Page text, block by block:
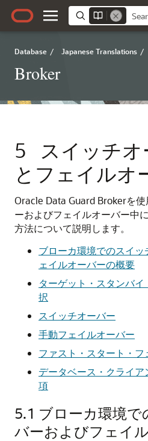
Database / Japanese Translations /
Broker
5
スイッチ
とフェイルオ
Oracle Data Guard Brokerを
ーおよびフェイルオーバー中
方法について説明します。
ブローカ環境でのスイ
ェイルオーバーの概要
ターゲット・スタンバ
択
スイッチオーバー
手動フェイルオーバー
ファスト・スタート・フ
データベース・クライ
項
5.1 ブローカ環境
バーおよびフェイ